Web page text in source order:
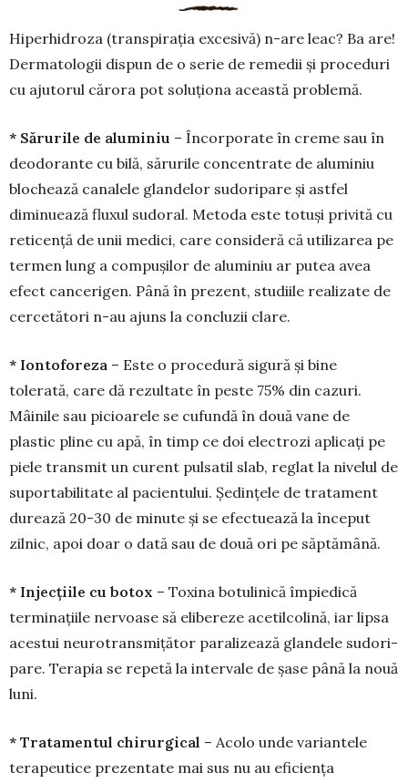
Hiperhidroza (transpirația excesivă) n-are leac? Ba are!
Dermatologii dispun de o serie de remedii și proceduri
cu ajutorul cărora pot soluționa aceas­tă problemă.
* Sărurile de aluminiu – Încorporate în creme sau în
deodorante cu bilă, sărurile con­centrate de aluminiu
blochează canalele glandelor sudoripare și astfel
diminuează fluxul sudoral. Metoda este totuși privită cu
reticență de unii medici, care consideră că utilizarea pe
termen lung a compușilor de aluminiu ar putea avea
efect cancerigen. Până în prezent, studiile realizate de
cercetători n-au ajuns la concluzii clare.
* Iontoforeza – Este o procedură sigură și bine
tolerată, care dă rezultate în peste 75% din cazuri.
Mâinile sau picioarele se cufundă în două vane de
plastic pline cu apă, în timp ce doi electrozi aplicați pe
piele transmit un curent pulsatil slab, reglat la nivelul de
suportabilitate al pacientului. Ședințele de tratament
durează 20-30 de minute și se efec­tuează la început
zilnic, apoi doar o dată sau de două ori pe săp­tămână.
* Injecțiile cu botox – Toxina bo­tulinică împiedică
terminațiile nervoase să elibereze acetilcolină, iar lipsa
acestui neu­rotransmițător paralizează glandele sudori­
pare. Terapia se repetă la intervale de șase până la nouă
luni.
* Tratamentul chirurgical – Acolo unde variantele
terapeutice prezentate mai sus nu au eficiența